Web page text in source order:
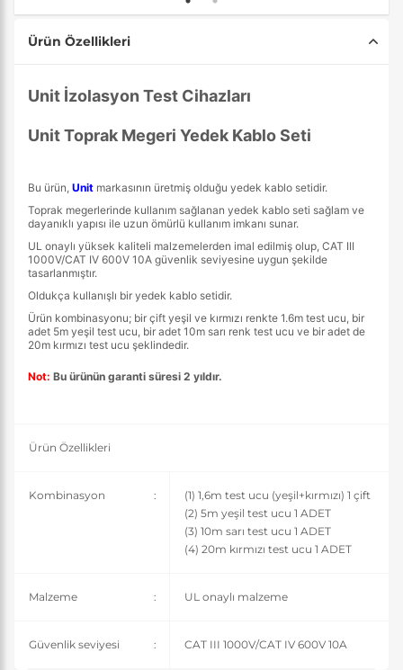
Ürün Özellikleri
Unit İzolasyon Test Cihazları
Unit Toprak Megeri Yedek Kablo Seti
Bu ürün, Unit markasının üretmiş olduğu yedek kablo setidir.
Toprak megerlerinde kullanım sağlanan yedek kablo seti sağlam ve
dayanıklı yapısı ile uzun ömürlü kullanım imkanı sunar.
UL onaylı yüksek kaliteli malzemelerden imal edilmiş olup, CAT III
1000V/CAT IV 600V 10A güvenlik seviyesine uygun şekilde
tasarlanmıştır.
Oldukça kullanışlı bir yedek kablo setidir.
Ürün kombinasyonu; bir çift yeşil ve kırmızı renkte 1.6m test ucu, bir
adet 5m yeşil test ucu, bir adet 10m sarı renk test ucu ve bir adet de
20m kırmızı test ucu şeklindedir.
Not: Bu ürünün garanti süresi 2 yıldır.
Ürün Özellikleri
Kombinasyon :
(1) 1,6m test ucu (yeşil+kırmızı) 1 çift
(2) 5m yeşil test ucu 1 ADET
(3) 10m sarı test ucu 1 ADET
(4) 20m kırmızı test ucu 1 ADET
Malzeme : UL onaylı malzeme
Güvenlik seviyesi : CAT III 1000V/CAT IV 600V 10A